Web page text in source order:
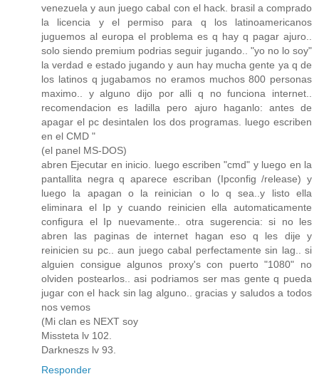
venezuela y aun juego cabal con el hack. brasil a comprado
la licencia y el permiso para q los latinoamericanos
juguemos al europa el problema es q hay q pagar ajuro..
solo siendo premium podrias seguir jugando.. "yo no lo soy"
la verdad e estado jugando y aun hay mucha gente ya q de
los latinos q jugabamos no eramos muchos 800 personas
maximo.. y alguno dijo por alli q no funciona internet..
recomendacion es ladilla pero ajuro haganlo: antes de
apagar el pc desintalen los dos programas. luego escriben
en el CMD "
(el panel MS-DOS)
abren Ejecutar en inicio. luego escriben "cmd" y luego en la
pantallita negra q aparece escriban (Ipconfig /release) y
luego la apagan o la reinician o lo q sea..y listo ella
eliminara el Ip y cuando reinicien ella automaticamente
configura el Ip nuevamente.. otra sugerencia: si no les
abren las paginas de internet hagan eso q les dije y
reinicien su pc.. aun juego cabal perfectamente sin lag.. si
alguien consigue algunos proxy's con puerto "1080" no
olviden postearlos.. asi podriamos ser mas gente q pueda
jugar con el hack sin lag alguno.. gracias y saludos a todos
nos vemos
(Mi clan es NEXT soy
Missteta lv 102.
Darkneszs lv 93.
Responder